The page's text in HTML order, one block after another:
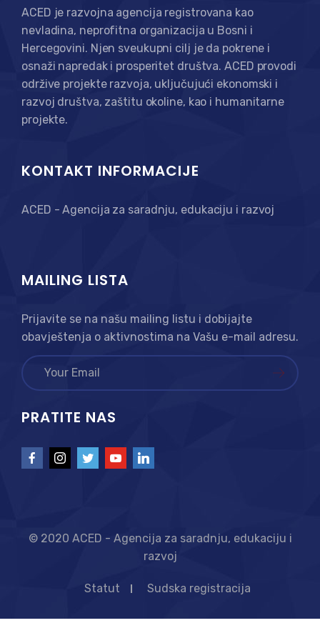
ACED je razvojna agencija registrovana kao
nevladina, neprofitna organizacija u Bosni i
Hercegovini. Njen sveukupni cilj je da pokrene i
osnaži napredak i prosperitet društva. ACED provodi
održive projekte razvoja, uključujući ekonomski i
razvoj društva, zaštitu okoline, kao i humanitarne
projekte.
KONTAKT INFORMACIJE
ACED - Agencija za saradnju, edukaciju i razvoj
MAILING LISTA
Prijavite se na našu mailing listu i dobijajte
obavještenja o aktivnostima na Vašu e-mail adresu.
PRATITE NAS
© 2020 ACED - Agencija za saradnju, edukaciju i
razvoj
Statut Sudska registracija